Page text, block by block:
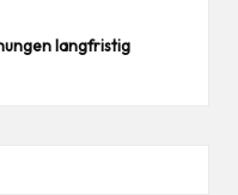
langfristig